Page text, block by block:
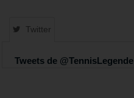
Twitter
Tweets de @TennisLegende